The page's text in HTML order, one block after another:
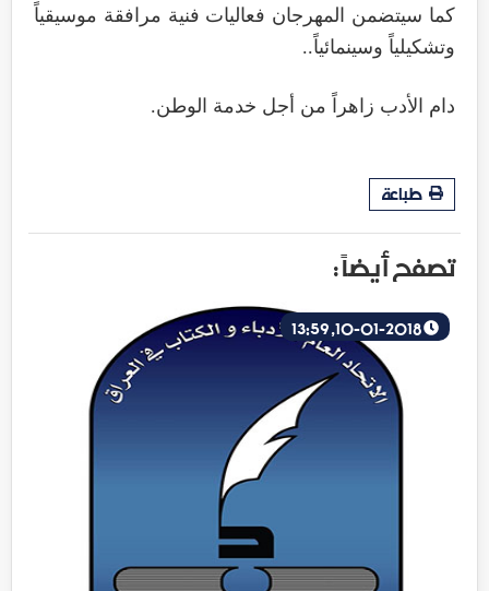
كما سيتضمن المهرجان فعاليات فنية مرافقة موسيقياً
وتشكيلياً وسينمائياً..
دام الأدب زاهراً من أجل خدمة الوطن.
طباعة
تصفح أيضاً :